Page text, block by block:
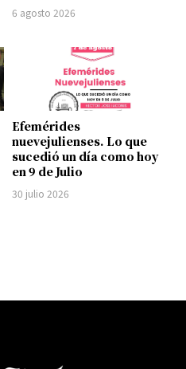
6 agosto 2026
Efemérides
nuevejulienses. Lo que
sucedió un día como hoy
en 9 de Julio
30 julio 2026